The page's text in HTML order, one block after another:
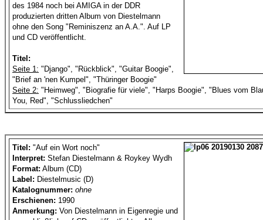
des 1984 noch bei AMIGA in der DDR
produzierten dritten Album von Diestelmann
ohne den Song "Reminiszenz an A.A.". Auf LP
und CD veröffentlicht.
Titel:
Seite 1: "Django", "Rückblick", "Guitar Boogie",
"Brief an 'nen Kumpel", "Thüringer Boogie"
Seite 2: "Heimweg", "Biografie für viele", "Harps Boogie", "Blues vom
You, Red", "Schlussliedchen"
Titel: "Auf ein Wort noch"
Interpret: Stefan Diestelmann & Roykey Wydh
Format: Album (CD)
Label: Diestelmusic (D)
Katalognummer: ohne
Erschienen: 1990
Anmerkung: Von Diestelmann in Eigenregie und